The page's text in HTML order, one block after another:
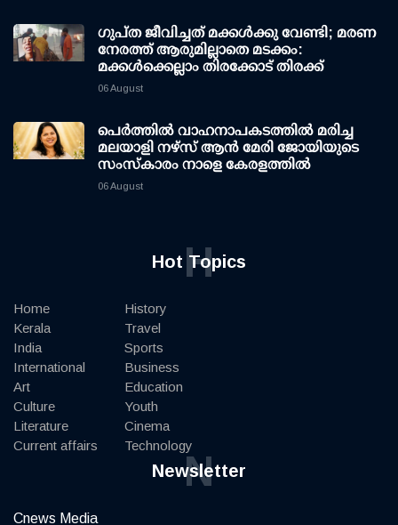
ഗുപ്ത ജീവിച്ചത് മക്കള്‍ക്കു വേണ്ടി; മരണ
നേരത്ത് ആരുമില്ലാതെ മടക്കം:
മക്കള്‍ക്കെല്ലാം തിരക്കോട് തിരക്ക്
06 August
പെർത്തിൽ വാഹനാപകടത്തിൽ മരിച്ച
മലയാളി നഴ്സ് ആൻ മേരി ജോയിയുടെ
സംസ്കാരം നാളെ കേരളത്തിൽ
06 August
Hot Topics
H
Home
Kerala
India
International
Art
Culture
Literature
Current affairs
History
Travel
Sports
Business
Education
Youth
Cinema
Technology
Newsletter
N
Cnews Media